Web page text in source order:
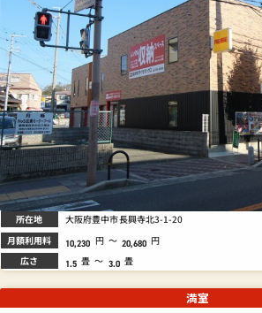
所在地 大阪府豊中市長興寺北3-1-20
月額利用料 10,230 円 ～ 20,680 円
広さ 1.5 畳 ～ 3.0 畳
満室